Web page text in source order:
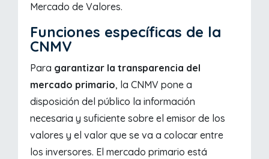
Mercado de Valores.
Funciones específicas de la
CNMV
Para garantizar la transparencia del
mercado primario, la CNMV pone a
disposición del público la información
necesaria y suficiente sobre el emisor de los
valores y el valor que se va a colocar entre
los inversores. El mercado primario está